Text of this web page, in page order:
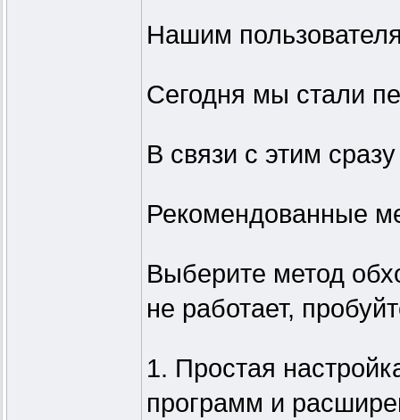
Нашим
Сегодня мы стали
В связи с этим
Рекомендованные
Выберите метод
не работает,
1. Простая
программ и